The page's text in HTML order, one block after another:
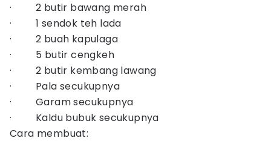
· 2 butir bawang merah
· 1 sendok teh lada
· 2 buah kapulaga
· 5 butir cengkeh
· 2 butir kembang lawang
· Pala secukupnya
· Garam secukupnya
· Kaldu bubuk secukupnya
Cara membuat: